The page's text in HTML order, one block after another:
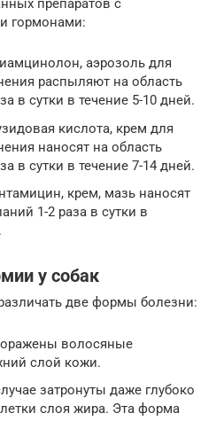
препаратов с
гормонами:
аэрозоль для
распыляют на область
в сутки в течение 5-10 дней.
кислота, крем для
наносят на область
в сутки в течение 7-14 дней.
крем, мазь наносят
1-2 раза в сутки в
у собак
две формы болезни:
волосяные
слой кожи.
затронуты даже глубоко
слоя жира. Эта форма